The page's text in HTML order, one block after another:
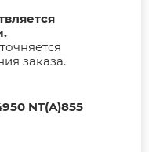
заказа.
NT(A)855